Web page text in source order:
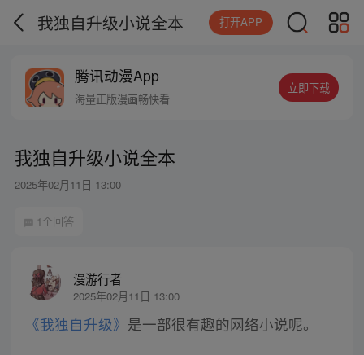
我独自升级小说全本 打开APP
腾讯动漫App
海量正版漫画畅快看
立即下载
我独自升级小说全本
2025年02月11日 13:00
1个回答
漫游行者
2025年02月11日 13:00
《我独自升级》 是一部很有趣的网络小说呢。